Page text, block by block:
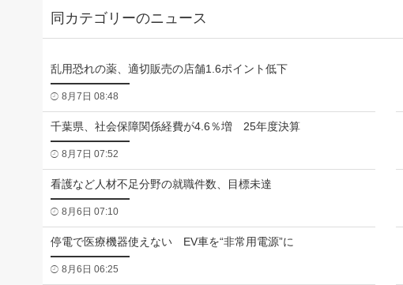
同カテゴリーのニュース
乱用恐れの薬、適切販売の店舗1.6ポイント低下
8月7日 08:48
千葉県、社会保障関係経費が4.6％増 25年度決算
8月7日 07:52
看護など人材不足分野の就職件数、目標未達
8月6日 07:10
停電で医療機器使えない EV車を“非常用電源”に
8月6日 06:25